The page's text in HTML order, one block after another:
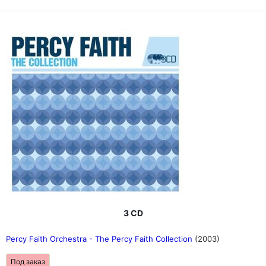
3 CD
Percy Faith Orchestra - The Percy Faith Collection (2003)
Под заказ